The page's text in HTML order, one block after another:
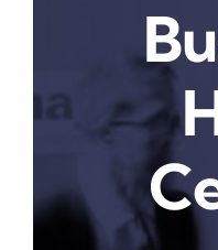
Team
Contact Us